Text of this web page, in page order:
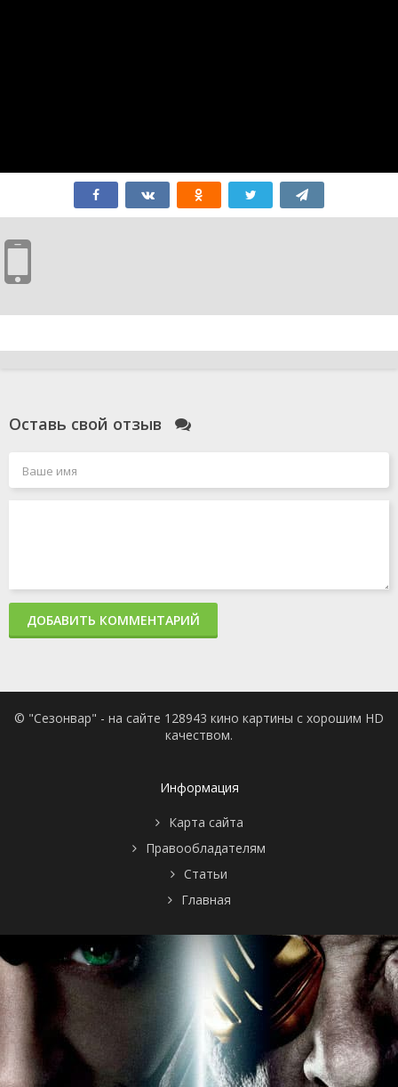
Оставь свой отзыв
ДОБАВИТЬ КОММЕНТАРИЙ
© "Сезонвар" - на сайте 128943 кино картины с хорошим HD
качеством.
Информация
Карта сайта
Правообладателям
Статьи
Главная